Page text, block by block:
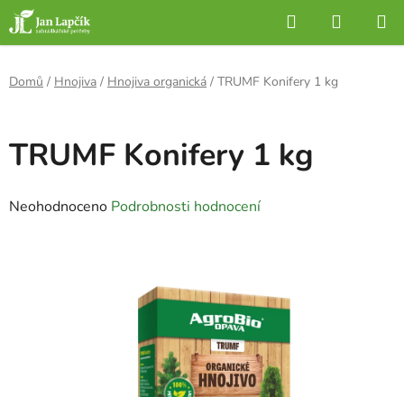
Přejít
na
obsah
Hledat
KOŠÍK
Domů / Hnojiva / Hnojiva organická / TRUMF Konifery 1 kg
TRUMF Konifery 1 kg
Průměrné
Neohodnoceno Podrobnosti hodnocení